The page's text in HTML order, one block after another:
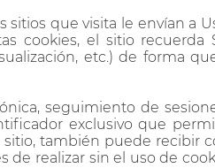
que visita le envían a
cookies, el sitio
etc.) de forma
seguimiento de
exclusivo que
también puede recibir
de realizar sin el uso de